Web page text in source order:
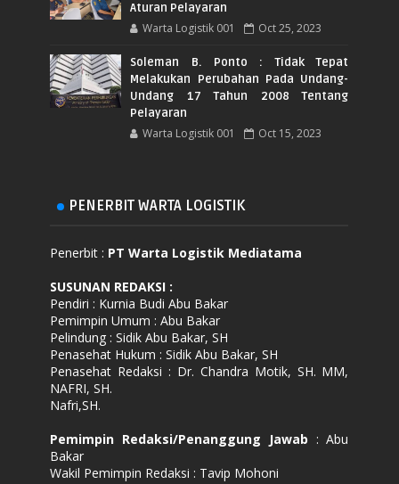
Aturan Pelayaran
Warta Logistik 001 Oct 25, 2023
Soleman B. Ponto : Tidak Tepat
Melakukan Perubahan Pada Undang-
Undang 17 Tahun 2008 Tentang
Pelayaran
Warta Logistik 001 Oct 15, 2023
PENERBIT WARTA LOGISTIK
Penerbit : PT Warta Logistik Mediatama
SUSUNAN REDAKSI :
Pendiri : Kurnia Budi Abu Bakar
Pemimpin Umum : Abu Bakar
Pelindung : Sidik Abu Bakar, SH
Penasehat Hukum : Sidik Abu Bakar, SH
Penasehat Redaksi : Dr. Chandra Motik, SH. MM,
NAFRI, SH.
Nafri,SH.
Pemimpin Redaksi/Penanggung Jawab : Abu
Bakar
Wakil Pemimpin Redaksi : Tavip Mohoni